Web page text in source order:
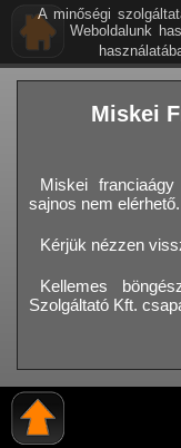
Miskei
Miskei
sajnos nem elérhető.
Kérjük nézzen
Kellemes
Szolgáltató Kft.
A minőségi
Weboldalunk